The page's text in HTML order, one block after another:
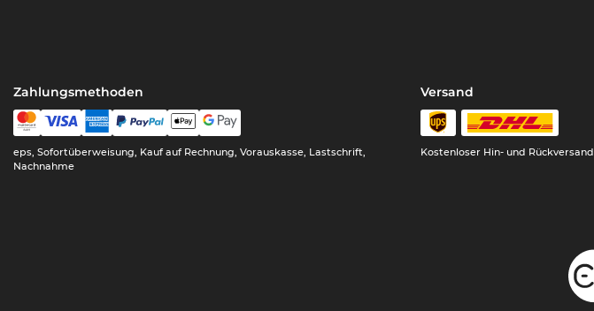
Zahlungsmethoden
eps, Sofortüberweisung, Kauf auf Rechnung, Vorauskasse, Lastschrift,
Nachnahme
Versand
Kostenloser Hin- und Rückversand